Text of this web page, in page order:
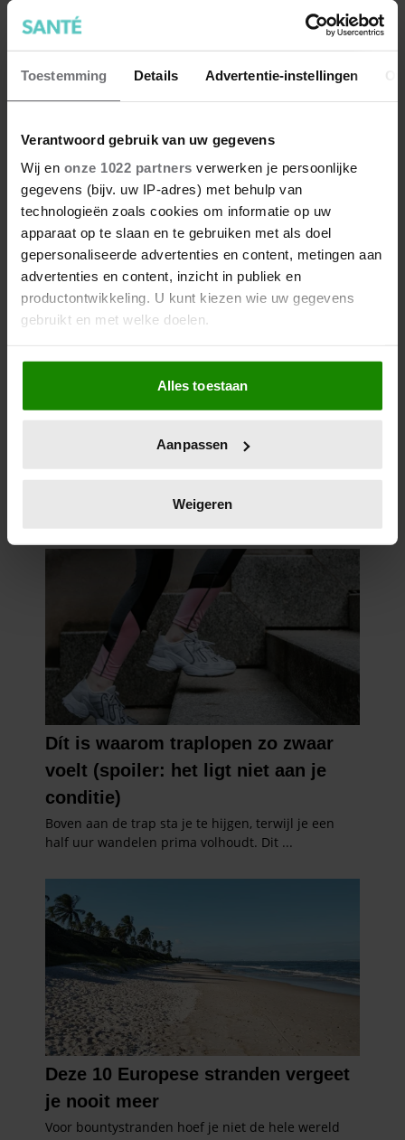
Toestemming Details Advertentie-instellingen
Verantwoord gebruik van uw gegevens
Wij en onze 1022 partners verwerken je persoonlijke
gegevens (bijv. uw IP-adres) met behulp van
technologieën zoals cookies om informatie op uw
apparaat op te slaan en te gebruiken met als doel
gepersonaliseerde advertenties en content, metingen aan
advertenties en content, inzicht in publiek en
productontwikkeling. U kunt kiezen wie uw gegevens
gebruikt en met welke doelen.
Als u het toestaat, willen we ook graag:
Informatie verzamelen over uw geografische
locatie, die tot een paar meter nauwkeurig kan zijn
scannen op specifieke eigenschappen (fingerprinting)
verwerkt en stel uw voorkeuren in het
intrekken in de Cookieverklaring.
We gebruiken cookies om content en advertenties te
personaliseren, om functies voor social media te bieden
en om ons websiteverkeer te analyseren. Ook delen we
informatie over uw gebruik van onze site met onze
partners voor social media, adverteren en analyse. Deze
partners kunnen deze gegevens combineren met andere
informatie die u aan ze heeft verstrekt of die ze hebben
verzameld op basis van uw gebruik van hun services. U
gaat akkoord met onze cookies als u onze website blijft
gebruiken.
Alles toestaan
Aanpassen
Weigeren
beter maken (en weinig tijd
kosten)